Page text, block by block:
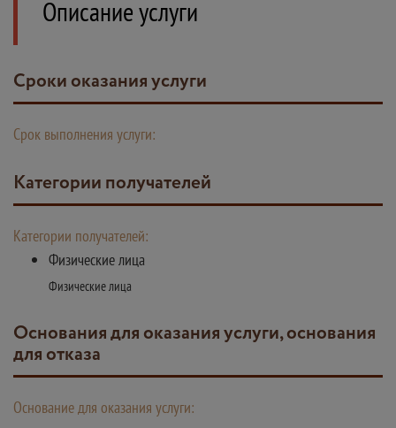
Описание услуги
Сроки оказания услуги
Срок выполнения услуги:
Категории получателей
Категории получателей:
Физические лица
Физические лица
Основания для оказания услуги, основания
для отказа
Основание для оказания услуги: